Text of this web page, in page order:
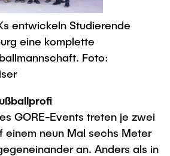
entwickeln Studierende
eine komplette
Foto:
GORE-Events treten je zwei
einem neun Mal sechs Meter
an. Anders als in